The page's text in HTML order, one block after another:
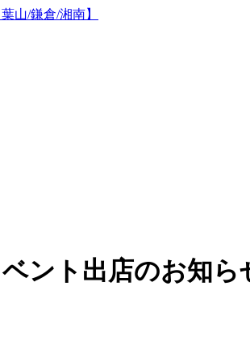
ント出店のお知ら